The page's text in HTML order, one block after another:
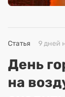
Статья 9 дней
День
на